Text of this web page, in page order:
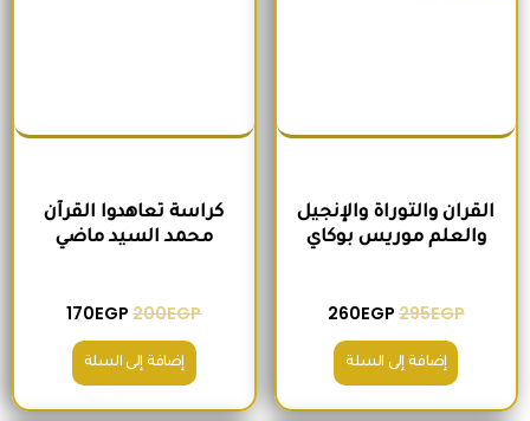
القران والتوراة والإنجيل
والعلم موريس بوكاي
295EGP
260EGP
إضافة إلى السلة
كراسة تعاهدوا القرآن
محمد السيد ماضي
200EGP
170EGP
إضافة إلى السلة